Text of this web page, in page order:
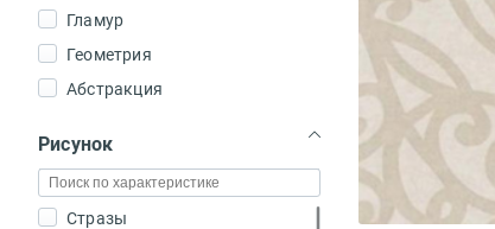
Барокко
Неоклассика
Эко стиль
Хай-тек
Шебби шик
Гламур
Геометрия
Абстракция
Рисунок
Стразы